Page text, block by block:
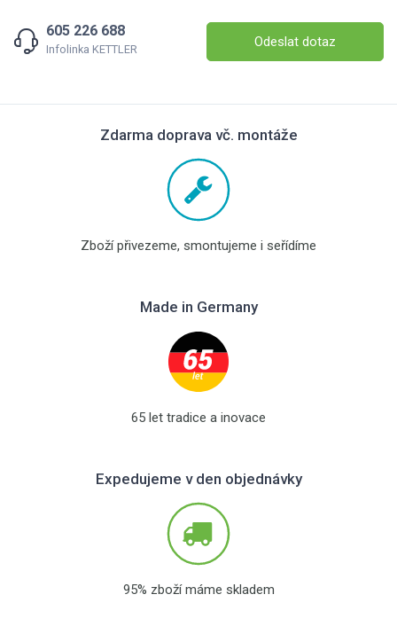
605 226 688
Infolinka KETTLER Odeslat dotaz
Zdarma doprava vč. montáže
Zboží přivezeme, smontujeme i seřídíme
Made in Germany
65 let tradice a inovace
Expedujeme v den objednávky
95% zboží máme skladem